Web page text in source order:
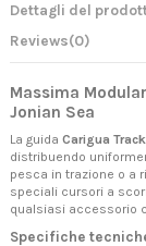
Dettagli del
Reviews(0)
Massima
Jonian Sea
La guida Carigua Track
distribuendo
pesca in trazione o a
speciali cursori a
qualsiasi accessorio
Specifiche